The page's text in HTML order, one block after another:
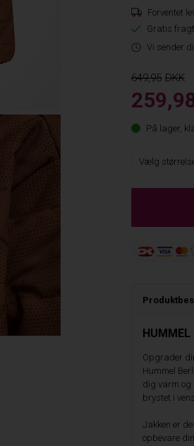
Forventet
Gratis fragt
Vi sender
649,95
På lager,
Opgrader
Hummel
dig varm og
brystet i
Jakken er
opbevare